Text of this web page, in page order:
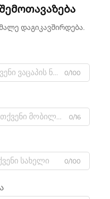
დაგიკავშირდება.
0/100
0/16
0/100